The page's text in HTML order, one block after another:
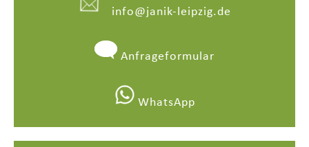
info@janik-leipzig.de
Anfrageformular
WhatsApp